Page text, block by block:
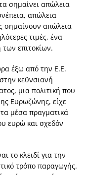
σημαίνει απώλεια
απώλεια
σημαίνουν απώλεια
τιμές, ένα
επιτοκίων.
έξω από την Ε.Ε.
κεϋνσιανή
μια πολιτική που
Ευρωζώνης, είχε
μέσα πραγματικά
ευρώ και σχεδόν
το κλειδί για την
τρόπο παραγωγής.